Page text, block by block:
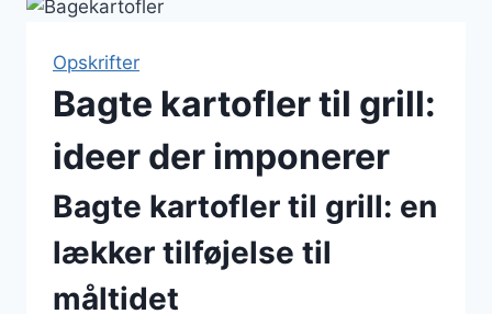
Opskrifter
Bagte kartofler til grill:
ideer der imponerer
Bagte kartofler til grill: en
lækker tilføjelse til
måltidet